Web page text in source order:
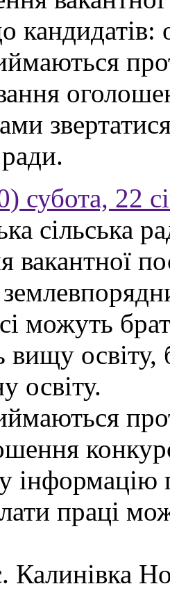
кандидатів:
ради.
субота, 22
сільська
вакантної
можуть
вищу освіту,
освіту.
інформацію
праці
Калинівка